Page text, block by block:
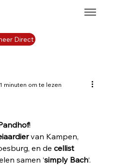
Direct
minuten om te lezen
5 sterren.
!
van Kampen,
en de cellist
samen ‘simply Bach‘.